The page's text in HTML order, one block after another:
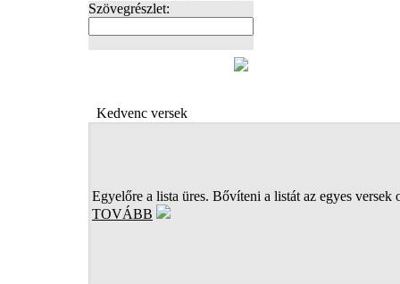
Szövegrészlet:
Kedvenc versek
Egyelőre a lista üres. Bővíteni a listát az egyes versek
TOVÁBB